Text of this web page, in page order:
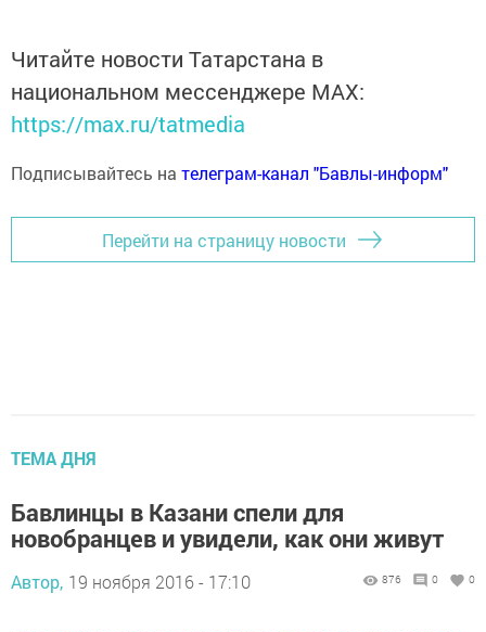
Читайте новости Татарстана в
национальном мессенджере MАХ:
https://max.ru/tatmedia
Подписывайтесь на телеграм-канал "Бавлы-информ"
Перейти на страницу новости
ТЕМА ДНЯ
Бавлинцы в Казани спели для
новобранцев и увидели, как они живут
Автор, 19 ноября 2016 - 17:10 876 0 0